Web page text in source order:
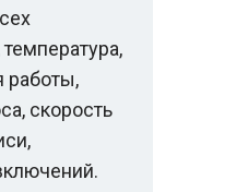
работы,
скорость